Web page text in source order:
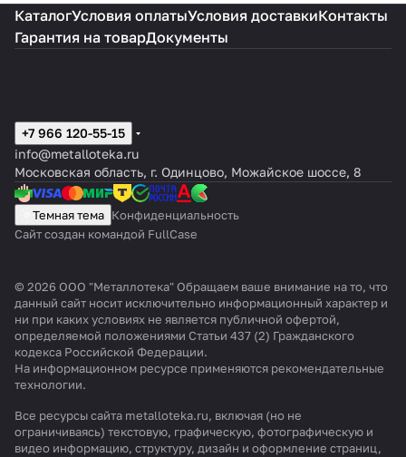
КаталогУсловия оплатыУсловия доставкиКонтакты
Гарантия на товарДокументы
+7 966 120-55-15
info@metalloteka.ru
Московская область, г. Одинцово, Можайское шоссе, 8
Темная тема Конфиденциальность
Сайт создан командой FullCase
© 2026 ООО "Металлотека" Обращаем ваше внимание на то, что
данный сайт носит исключительно информационный характер и
ни при каких условиях не является публичной офертой,
определяемой положениями Статьи 437 (2) Гражданского
кодекса Российской Федерации.
На информационном ресурсе применяются рекомендательные
технологии.
Все ресурсы сайта metalloteka.ru, включая (но не
ограничиваясь) текстовую, графическую, фотографическую и
видео информацию, структуру, дизайн и оформление страниц,